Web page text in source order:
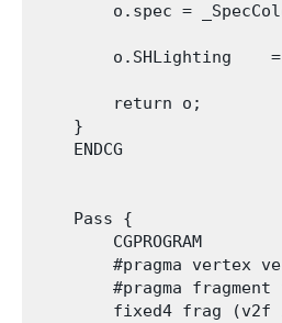
o.spec =
o.SHLighting
        return o;
    }
    ENDCG
    Pass {
        CGPROGRAM
#pragma vertex
#pragma fragment
fixed4 frag (v2f